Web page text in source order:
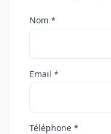
Nom *
Email *
Téléphone *